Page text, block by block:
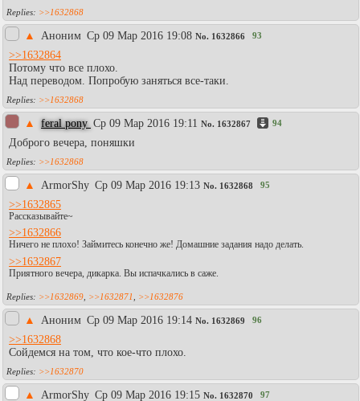
>>1632868
▲ Аноним Ср 09 Мар 2016 19:08 No. 1632866 93
>>1632864
Потому что все плохо.
Над переводом. Попробую заняться все-таки.
>>1632868
▲ feral pony Ср 09 Мар 2016 19:11 No. 1632867 94
Доброго вечера, поняшки
>>1632868
▲ АrmоrShy Ср 09 Мар 2016 19:13 No. 1632868 95
>>1632865
Рассказывайте~
>>1632866
Ничего не плохо! Займитесь конечно же! Домашние задания надо делать.
>>1632867
Приятного вечера, дикарка. Вы испачкались в саже.
>>1632869 >>1632871 >>1632876
▲ Аноним Ср 09 Мар 2016 19:14 No. 1632869 96
>>1632868
Сойдемся на том, что кое-что плохо.
>>1632870
▲ АrmоrShy Ср 09 Мар 2016 19:15 No. 1632870 97